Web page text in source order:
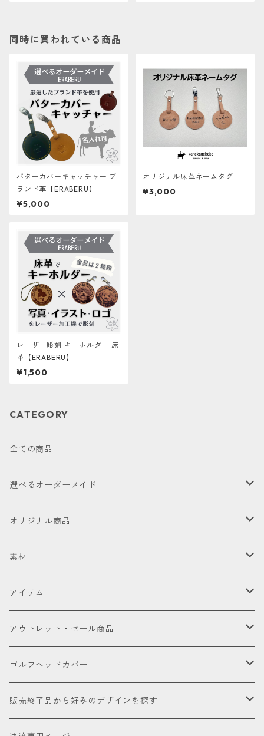
同時に買われている商品
パターカバーキャッチャー ブ
ランド革【ERABERU】
¥5,000
オリジナル床革ネームタグ
¥3,000
レーザー彫刻 キーホルダー 床
革【ERABERU】
¥1,500
CATEGORY
全ての商品
選べるオーダーメイド
お試し
オリジナル商品
セット販売品
ドライバー
フェアウェイウッド
ユーティリティー
パター
素材
皮革（本革・合成）
国内製高級本革
海外製高級本革
国産織物
金華山（ジャガードパイル）
帆布
アイテム
ゴルフヘッドカバー
ドライバー
ミニドライバー
ゴルフクラブ
ウェッジ
パター
アクセサリー
パターカバーキャッチャー
アウトレット・セール商品
アウトレット商品
セール品会場
ゴルフヘッドカバー
お試し
販売終了品から好みのデザインを探す